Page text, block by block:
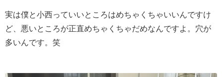
実は僕と小西っていいところはめちゃくちゃいいんですけ
ど、悪いところが正直めちゃくちゃだめなんですよ。穴が
多いんです。笑